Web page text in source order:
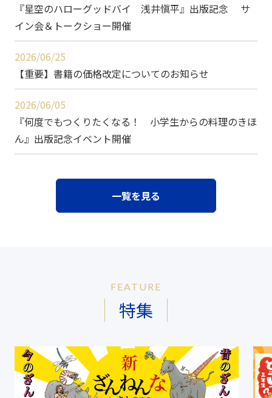
『星空のハローグッドバイ 浅井愼平』出版記念 サ
イン会＆トークショー開催
2026/06/25
【重要】書籍の価格改定についてのお知らせ
2026/06/05
『何度でもつくりたくなる！ 小学生からの料理のきほ
ん』出版記念イベント開催
一覧を見る
FEATURE
特集